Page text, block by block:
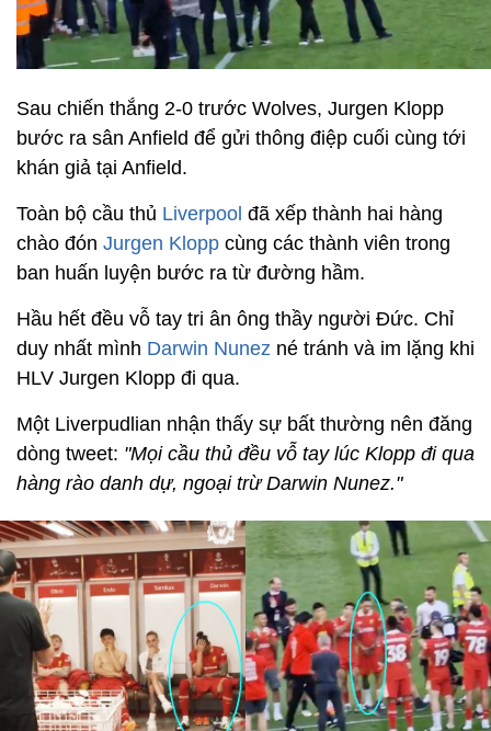
Sau chiến thắng 2-0 trước Wolves, Jurgen Klopp
bước ra sân Anfield để gửi thông điệp cuối cùng tới
khán giả tại Anfield.
Toàn bộ cầu thủ Liverpool đã xếp thành hai hàng
chào đón Jurgen Klopp cùng các thành viên trong
ban huấn luyện bước ra từ đường hầm.
Hầu hết đều vỗ tay tri ân ông thầy người Đức. Chỉ
duy nhất mình Darwin Nunez né tránh và im lặng khi
HLV Jurgen Klopp đi qua.
Một Liverpudlian nhận thấy sự bất thường nên đăng
dòng tweet: "Mọi cầu thủ đều vỗ tay lúc Klopp đi qua
hàng rào danh dự, ngoại trừ Darwin Nunez."